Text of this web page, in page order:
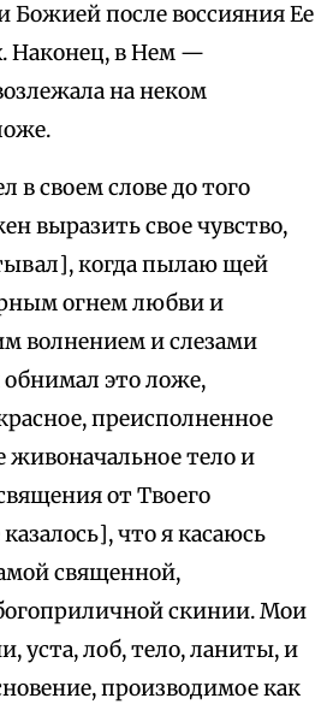
после воссияния Ее
Наконец, в Нем —
на неком
в своем слове до того
выразить свое чувство,
когда пылаю щей
огнем любви и
волнением и слезами
обнимал это ложе,
преисполненное
живоначальное тело и
от Твоего
что я касаюсь
священной,
скинии. Мои
уста, лоб, тело, ланиты, и
производимое как